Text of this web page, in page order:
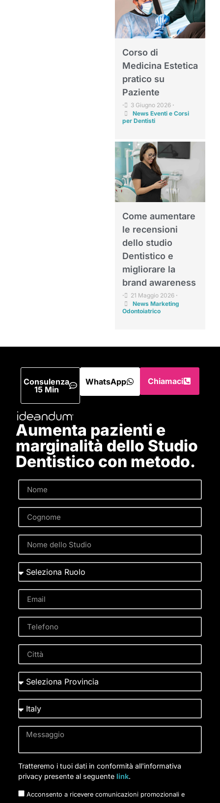
Corso di
Medicina Estetica
pratico su
Paziente
• 3 Giugno 2026 •
News Eventi e Corsi
per Dentisti
Come aumentare
le recensioni
dello studio
Dentistico e
migliorare la
brand awareness
• 21 Maggio 2026 •
News Marketing
Odontoiatrico
Consulenza
15 Min
WhatsApp Chiamaci
Aumenta pazienti e
marginalità dello Studio
Dentistico con metodo.
Tratteremo i tuoi dati in conformità all'informativa
privacy presente al seguente link.
Acconsento a ricevere comunicazioni promozionali e